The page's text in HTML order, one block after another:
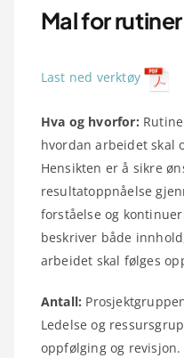
Mal for rutiner
Last ned verktøy
Hva og hvorfor:
hvordan arbeidet skal
Hensikten er å sikre
resultatoppnåelse
forståelse og
beskriver både
arbeidet skal følges
Antall:
Ledelse og
oppfølging og revisjon.